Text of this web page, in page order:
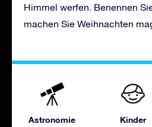
Himmel werfen. Benennen
machen Sie Weihnachten
Astronomie Kinder